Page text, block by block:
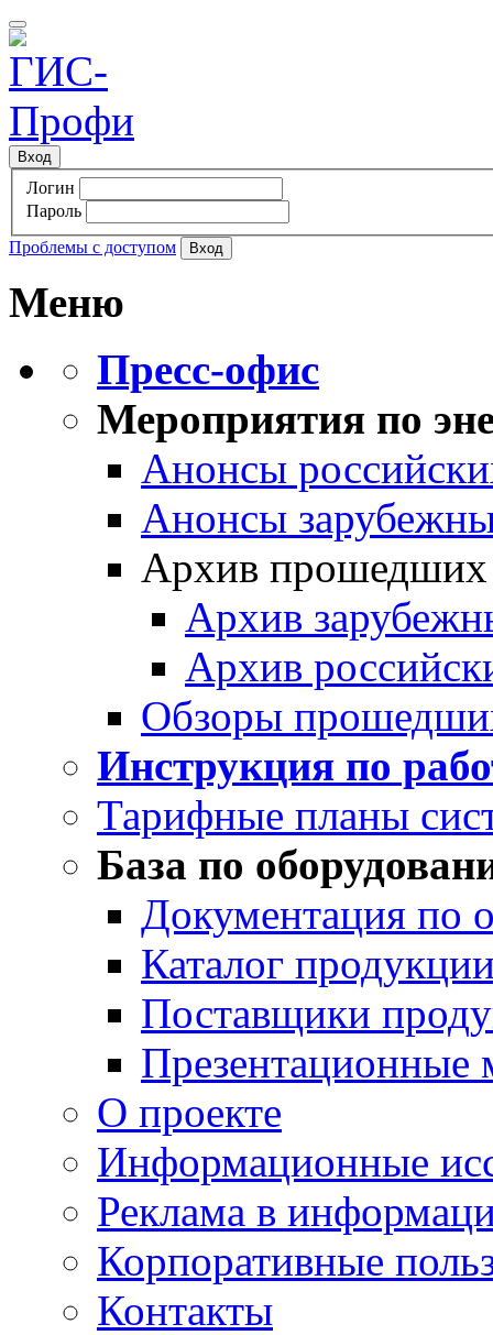
Вход
Логин
Пароль
Проблемы с доступом
Меню
Пресс-офис
Мероприятия по
Анонсы
Анонсы
Архив прошедших
Архив
Архив
Обзоры
Инструкция по
Тарифные планы
База по
Документация по
Каталог
Поставщики
Презентационные
О проекте
Информационные
Реклама в
Корпоративные
Контакты